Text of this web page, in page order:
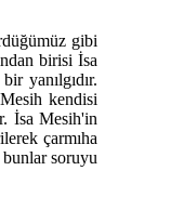
gibi
birisi İsa
yanılgıdır.
kendisi
İsa Mesih'in
çarmıha
soruyu